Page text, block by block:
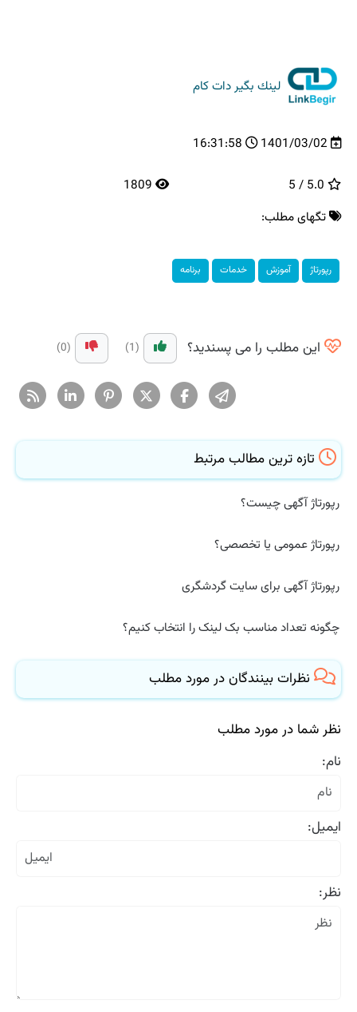
لینك بگیر دات كام
1401/03/02
16:31:58
تگهای مطلب:
رپورتاژ آموزش خدمات برنامه
این مطلب را می پسندید؟ (1)
(0)
تازه ترین مطالب مرتبط
رپورتاژ آگهی چیست؟
رپورتاژ عمومی یا تخصصی؟
رپورتاژ آگهی برای سایت گردشگری
چگونه تعداد مناسب بک لینک را انتخاب کنیم؟
نظرات بینندگان در مورد مطلب
نظر شما در مورد مطلب
نام:
ایمیل:
نظر: